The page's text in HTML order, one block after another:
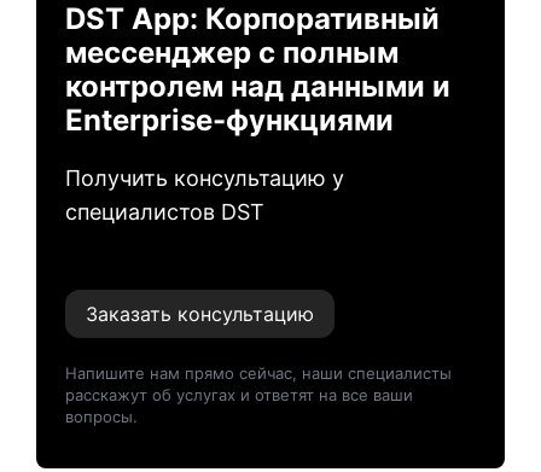
DST App: Корпоративный
мессенджер с полным
контролем над данными и
Enterprise-функциями
Получить консультацию у
специалистов DST
Заказать консультацию
Напишите нам прямо сейчас, наши специалисты
расскажут об услугах и ответят на все ваши
вопросы.